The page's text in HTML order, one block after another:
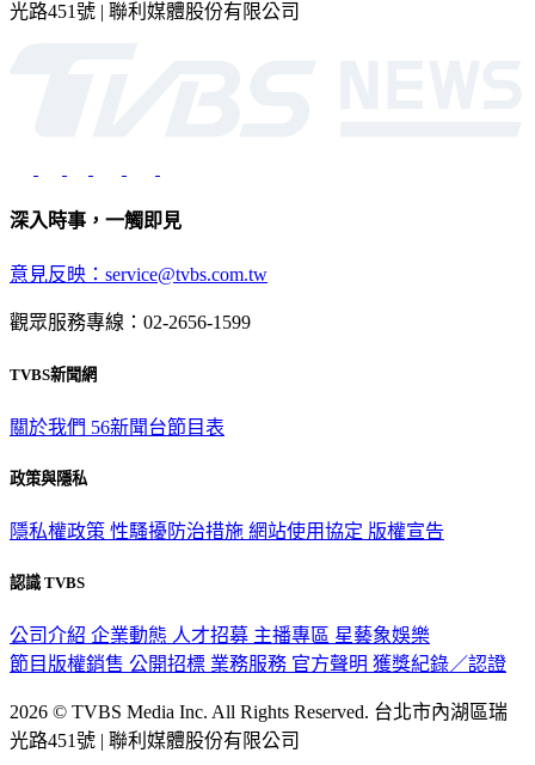
光路451號 | 聯利媒體股份有限公司
深入時事，一觸即見
意見反映：service@tvbs.com.tw
觀眾服務專線：02-2656-1599
TVBS新聞網
關於我們 56新聞台節目表
政策與隱私
隱私權政策 性騷擾防治措施 網站使用協定 版權宣告
認識 TVBS
公司介紹 企業動態 人才招募 主播專區 星藝象娛樂
節目版權銷售 公開招標 業務服務 官方聲明 獲獎紀錄／認證
2026 © TVBS Media Inc. All Rights Reserved. 台北市內湖區瑞
光路451號 | 聯利媒體股份有限公司